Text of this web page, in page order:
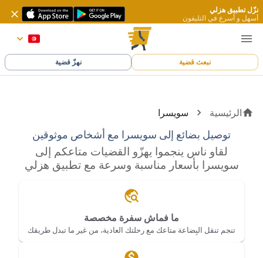
نزّل تطبيق هزلي
أسهل و أسرع في التليفون
نبعث قضية نهزّ قضية
الرئيسية سويسرا
توصيل بضائع إلى سويسرا مع أشخاص موثوقين
لقاو ناس ينجموا يهزّو القضيات متاعكم إلى
سويسرا بأسعار مناسبة وسرعة مع تطبيق هزلي
ما فماش سفرة مخصصة
تنجم تنقل البِضاعة متاعك مع رحلتك العادية، من غير ما تبدل طريقك